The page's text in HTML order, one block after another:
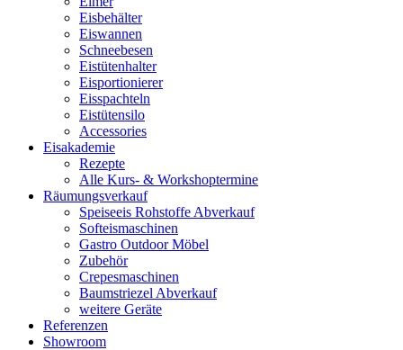
Eisbehälter
Eiswannen
Schneebesen
Eistütenhalter
Eisportionierer
Eisspachteln
Eistütensilo
Accessories
Eisakademie
Rezepte
Alle Kurs- & Workshoptermine
Räumungsverkauf
Speiseeis Rohstoffe Abverkauf
Softeismaschinen
Gastro Outdoor Möbel
Zubehör
Crepesmaschinen
Baumstriezel Abverkauf
weitere Geräte
Referenzen
Showroom